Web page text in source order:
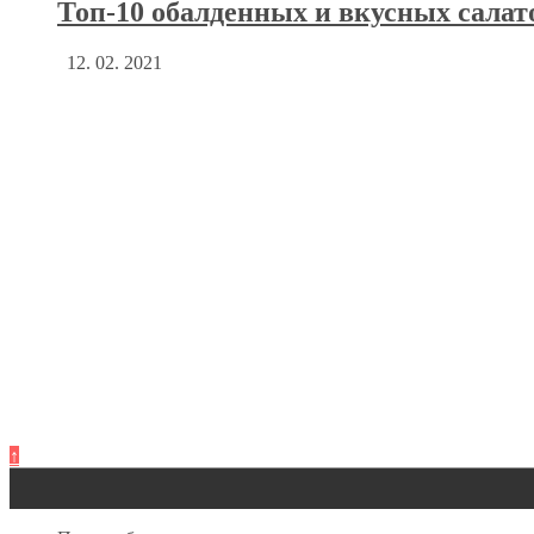
Топ-10 обалденных и вкусных
12. 02. 2021
↑